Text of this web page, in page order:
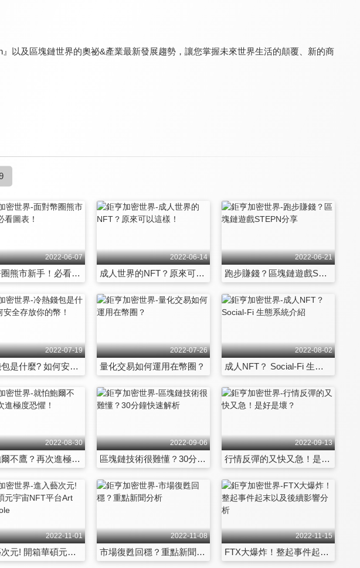
以及區塊鏈世界的奧祕&產業最新發展趨勢，讓您掌握未來世界生活的顛覆、新的商
2022-06-07
面對幣圈熊市新手！必看圖表！
2022-06-14
成人世界的NFT？原來可以這樣！
2022-06-21
跑步賺錢？區塊鏈遊戲STEPN分享
2022-07-19
冷熱錢包是什麼? 如何安全存放你的幣！
2022-07-26
量化交易如何運用在幣圈？
2022-08-02
成人NFT？ Social-Fi 生態系統介紹
2022-08-30
就怕鮑爾不鷹？再次進極度恐懼！
2022-09-06
區塊鏈技術很難懂？30分鐘快速解析
2022-09-13
行情反彈的又快又急！是好是壞？
2022-11-01
進入藝次元! 開箱華碩元宇宙NFT平台Art Black hole
2022-11-08
市場復甦回穩？重點新聞分析
2022-11-15
FTX大爆炸！整起事件起末以及後續影響分析